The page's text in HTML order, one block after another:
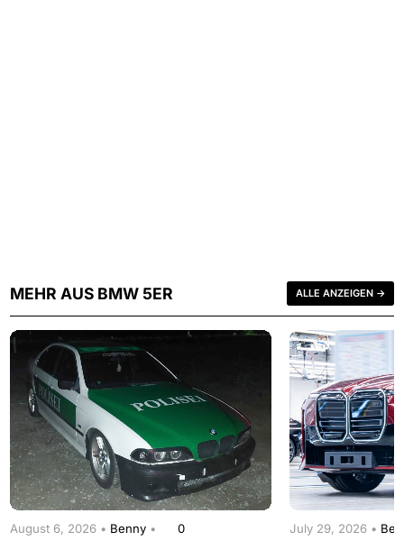
MEHR AUS BMW 5ER ALLE ANZEIGEN →
August 6, 2026 • Benny • 0 July 29, 2026 •